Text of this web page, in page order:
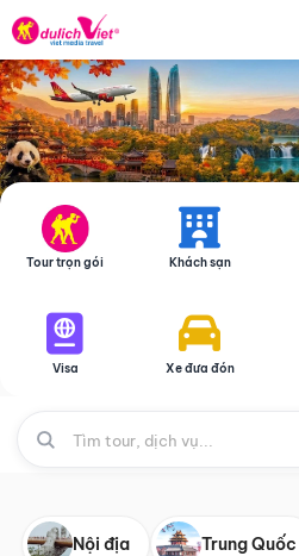
Tour trọn gói Khách sạn
Visa Xe đưa đón
Nội địa Trung Quốc